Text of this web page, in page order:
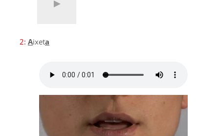
2: Aixeta